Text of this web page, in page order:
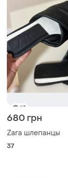
680 грн
Zara шлепанцы
37